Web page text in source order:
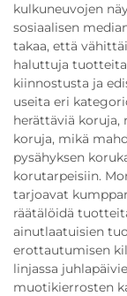
kulkuneuvojen
sosiaalisen
takaa, että
haluttuja
kiinnostusta ja
useita eri
herättäviä koruja,
koruja, mikä
pysähyksen
korutarpeisiin.
tarjoavat
räätälöidä
ainutlaatuisien
erottautumisen
linjassa
muotikierrosten